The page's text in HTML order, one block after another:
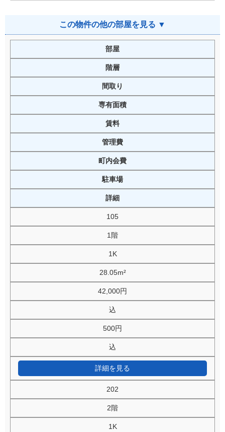
この物件の他の部屋を見る ▼
部屋
階層
間取り
専有面積
賃料
管理費
町内会費
駐車場
詳細
105
1階
1K
28.05m²
42,000円
込
500円
込
詳細を見る
202
2階
1K